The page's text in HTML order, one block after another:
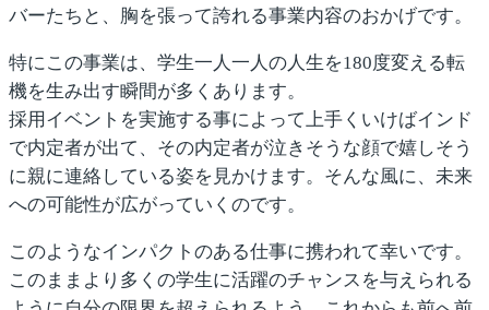
バーたちと、胸を張って誇れる事業内容のおかげです。
特にこの事業は、学生一人一人の人生を180度変える転
機を生み出す瞬間が多くあります。
採用イベントを実施する事によって上手くいけばインド
で内定者が出て、その内定者が泣きそうな顔で嬉しそう
に親に連絡している姿を見かけます。そんな風に、未来
への可能性が広がっていくのです。
このようなインパクトのある仕事に携われて幸いです。
このままより多くの学生に活躍のチャンスを与えられる